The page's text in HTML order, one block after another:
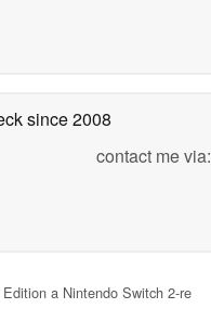
since 2008
contact me via:
a Nintendo Switch 2-re